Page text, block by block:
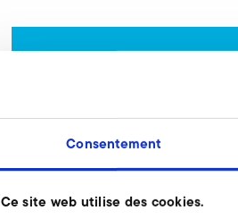
Consentement
Ce site web utilise des cookies.